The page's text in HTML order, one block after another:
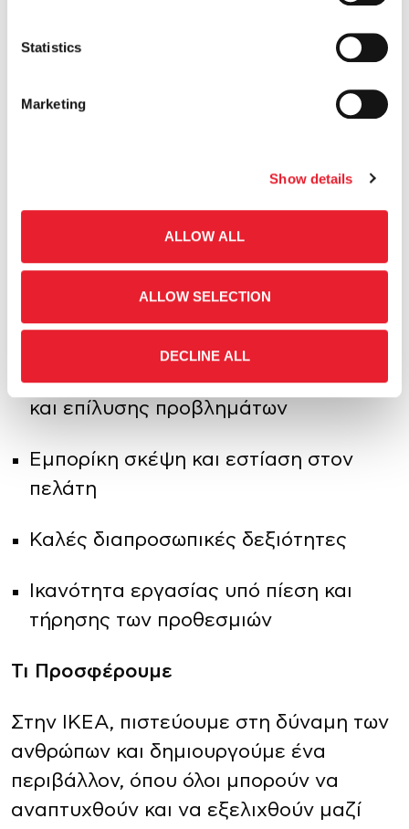
Statistics
Marketing
Show details
ALLOW ALL
ALLOW SELECTION
DECLINE ALL
Τα Προσόντα Σου
Καλή γνώση της Αγγλικής γλώσσας
Καλή γνώση Η/Υ Εμπειρία στη
διαχείριση ανθρώπων και ομάδων
Ικανότητες ανάληψης πρωτοβουλιών
και επίλυσης προβλημάτων
Εμπορίκη σκέψη και εστίαση στον
πελάτη
Καλές διαπροσωπικές δεξιότητες
Ικανότητα εργασίας υπό πίεση και
τήρησης των προθεσμιών
Τι Προσφέρουμε
Στην ΙΚΕΑ, πιστεύουμε στη δύναμη των
ανθρώπων και δημιουργούμε ένα
περιβάλλον, όπου όλοι μπορούν να
αναπτυχθούν και να εξελιχθούν μαζί